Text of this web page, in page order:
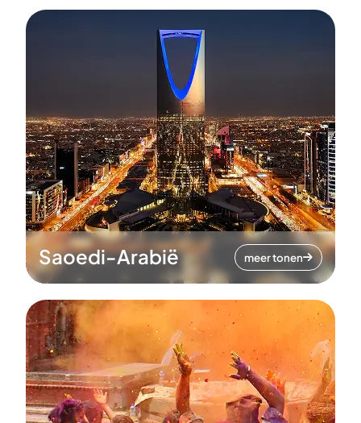
Saoedi-Arabië meer tonen